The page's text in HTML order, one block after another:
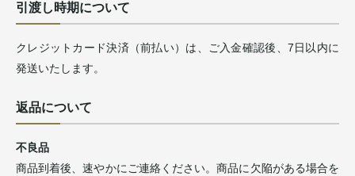
引渡し時期について
クレジットカード決済（前払い）は、ご入金確認後、7日以内に
発送いたします。
返品について
不良品
商品到着後、速やかにご連絡ください。商品に欠陥がある場合を